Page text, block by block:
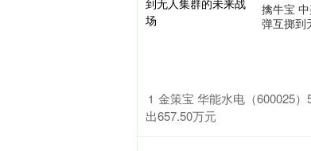
擒牛宝
弹互掷到
1 金策宝 华能水电（600025
出657.50万元